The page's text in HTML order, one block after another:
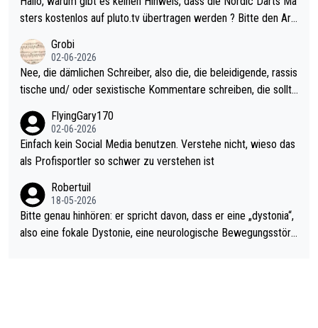
sters erstmal nichts. Ich denke sie wollen damit für nächstes J
ohl wenig WDF Turniere spielen. Dies war bei Archie Self letzt
es Jahr der Fall. Er musste als amtierender Weltmeister durch
den Qualifier und ich glaube kaum, dass Mitchel sich das (in Ve
gas) antun würde, wenn er doch eigentlich die PDC-WM als Zi
el hat.
sters kostenlos auf pluto.tv übertragen werden ? Bitte den Arti
Grobi
02-06-2026
Nee, die dämlichen Schreiber, also die, die beleidigende, rassis
tische und/ oder sexistische Kommentare schreiben, die sollte
s Leben in den Griff kriegen. Nur eins wundert mich: Luke Little
r war doch neulich erst derjenige, der über Social Media GvV p
rovoziert hat. Und Littlers Mutter schießt öfters mal gegen Ric
FlyingGary170
02-06-2026
Einfach kein Social Media benutzen. Verstehe nicht, wieso das
als Profisportler so schwer zu verstehen ist
Robertuil
18-05-2026
Bitte genau hinhören: er spricht davon, dass er eine „dystonia“,
also eine fokale Dystonie, eine neurologische Bewegungsstöru